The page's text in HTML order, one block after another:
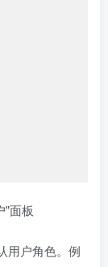
面板
用户角色。例